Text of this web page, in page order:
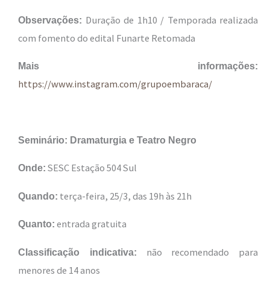
Observações: Duração de 1h10 / Temporada realizada
com fomento do edital Funarte Retomada
Mais informações:
https://www.instagram.com/grupoembaraca/
Seminário: Dramaturgia e Teatro Negro
Onde: SESC Estação 504 Sul
Quando: terça-feira, 25/3, das 19h às 21h
Quanto: entrada gratuita
Classificação indicativa: não recomendado para
menores de 14 anos